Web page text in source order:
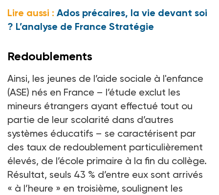
Lire aussi : Ados précaires, la vie devant soi
? L’analyse de France Stratégie
Redoublements
Ainsi, les jeunes de l’aide sociale à l'enfance
(ASE) nés en France – l’étude exclut les
mineurs étrangers ayant effectué tout ou
partie de leur scolarité dans d’autres
systèmes éducatifs – se caractérisent par
des taux de redoublement particulièrement
élevés, de l’école primaire à la fin du collège.
Résultat, seuls 43 % d’entre eux sont arrivés
« à l’heure » en troisième, soulignent les